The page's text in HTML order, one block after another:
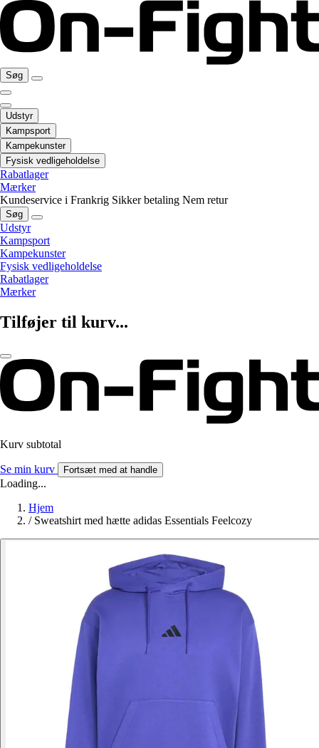
Søg
Udstyr
Kampsport
Kampekunster
Fysisk vedligeholdelse
Rabatlager
Mærker
Kundeservice i Frankrig Sikker betaling Nem retur
Søg
Udstyr
Kampsport
Kampekunster
Fysisk vedligeholdelse
Rabatlager
Mærker
Tilføjer til kurv...
Kurv subtotal
Se min kurv Fortsæt med at handle
Loading...
Hjem
/ Sweatshirt med hætte adidas Essentials Feelcozy